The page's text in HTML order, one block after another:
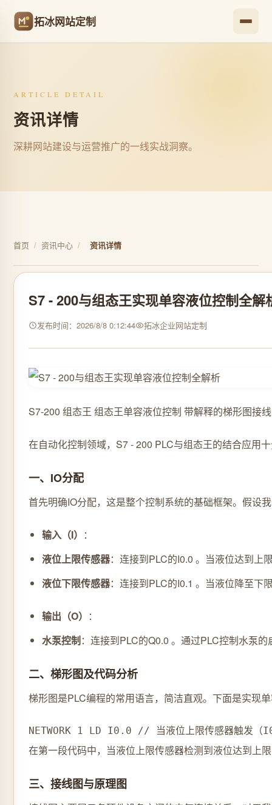
拓冰网站定制
ARTICLE DETAIL
资讯详情
深耕网站建设与运营推广的一线实战洞察。
首页 / 资讯中心 / 资讯详情
S7 - 200与组态王实现单容液位控制全解
发布时间：2026/8/8 0:12:44 拓冰企业网站定制
S7-200 组态王 组态王单容液位控制 带解释的梯形图接
在自动化控制领域，S7 - 200 PLC与组态王的结合应用
一、IO分配
首先明确IO分配，这是整个控制系统的基础框架。假设
输入（I） ：
液位上限传感器：连接到PLC的I0.0 。当液位达到上
液位下限传感器：连接到PLC的I0.1 。当液位降至下
输出（O） ：
水泵控制：连接到PLC的Q0.0 。通过PLC控制水泵
二、梯形图及代码分析
梯形图是PLC编程的常用语言，简洁直观。下面是实现
NETWORK 1 LD I0.0 // 当液位上限传感器触发
在第一段代码中，当液位上限传感器检测到液位达到上
三、接线图与原理图